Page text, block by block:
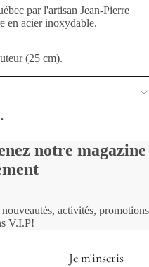
par l'artisan Jean-Pierre
en acier inoxydable.
(25 cm).
notre magazine
activités, promotions
V.I.P!
Je m'inscris